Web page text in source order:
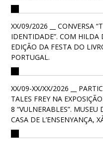
XX/09/2026 __ CONVERSA
IDENTIDADE”. COM HILDA
EDIÇÃO DA FESTA DO
PORTUGAL.
XX/09-XX/XX/2026 __
TALES FREY NA
8 “VULNERABLES”. MUSEU
CASA DE L’ENSENYANÇA,